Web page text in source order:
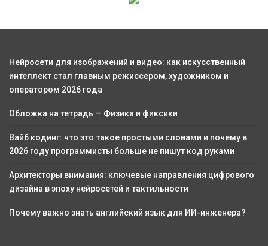
Нейросети для изображений и видео: как искусственный
интеллект стал главным режиссером, художником и
оператором 2026 года
Обложка на тетрадь — Физика и фиксики
Вайб кодинг: что это такое простыми словами и почему в
2026 году программисты больше не пишут код руками
Архитекторы внимания: ключевые направления цифрового
дизайна в эпоху нейросетей и тактильности
Почему важно знать английский язык для ИИ-инженера?